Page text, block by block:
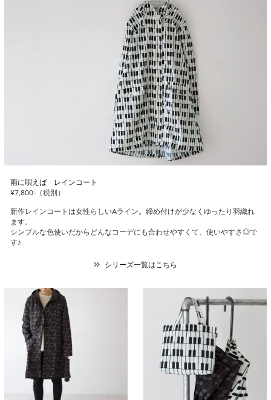
雨に唄えば レインコート
¥7,800-（税別）
新作レインコートは女性らしいAライン。締め付けが少なくゆったり羽織れ
ます。
シンプルな色使いだからどんなコーデにも合わせやすくて、使いやすさ◎で
す♪
シリーズ一覧はこちら